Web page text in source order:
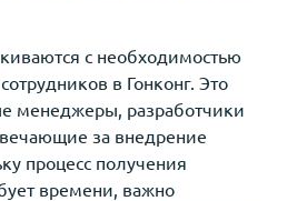
с необходимостью
в Гонконг. Это
менеджеры, разработчики
за внедрение
процесс получения
времени, важно